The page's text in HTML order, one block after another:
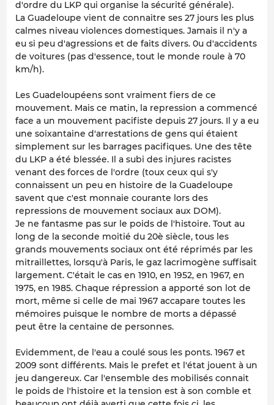
d'ordre du LKP qui organise la sécurité générale).
La Guadeloupe vient de connaitre ses 27 jours les plus
calmes niveau violences domestiques. Jamais il n'y a
eu si peu d'agressions et de faits divers. 0u d'accidents
de voitures (pas d'essence, tout le monde roule à 70
km/h).
Les Guadeloupéens sont vraiment fiers de ce
mouvement. Mais ce matin, la repression a commencé
face a un mouvement pacifiste depuis 27 jours. Il y a eu
une soixantaine d'arrestations de gens qui étaient
simplement sur les barrages pacifiques. Une des tête
du LKP a été blessée. Il a subi des injures racistes
venant des forces de l'ordre (toux ceux qui s'y
connaissent un peu en histoire de la Guadeloupe
savent que c'est monnaie courante lors des
repressions de mouvement sociaux aux DOM).
Je ne fantasme pas sur le poids de l'histoire. Tout au
long de la seconde moitié du 20è siècle, tous les
grands mouvements sociaux ont été réprimés par les
mitraillettes, lorsqu'à Paris, le gaz lacrimogène suffisait
largement. C'était le cas en 1910, en 1952, en 1967, en
1975, en 1985. Chaque répression a apporté son lot de
mort, même si celle de mai 1967 accapare toutes les
mémoires puisque le nombre de morts a dépassé
peut être la centaine de personnes.
Evidemment, de l'eau a coulé sous les ponts. 1967 et
2009 sont différents. Mais le prefet et l'état jouent à un
jeu dangereux. Car l'ensemble des mobilisés connait
le poids de l'histoire et la tension est à son comble et